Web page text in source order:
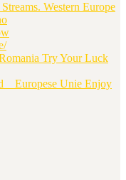
Western Europe
Try Your Luck
_ Europese Unie Enjoy